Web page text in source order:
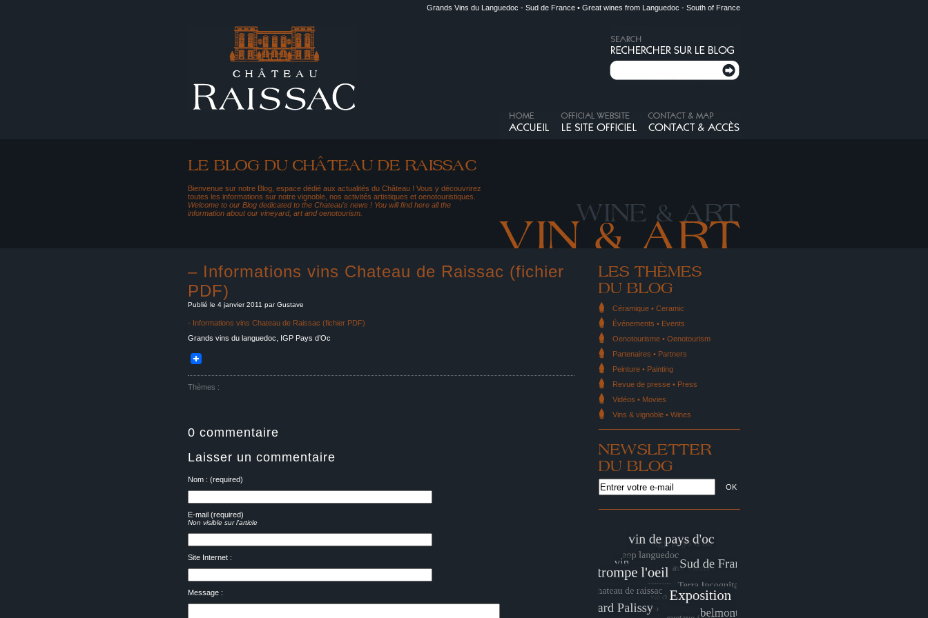
Grands Vins du Languedoc - Sud de France • Great wines from Languedoc - South of France
Bienvenue sur notre Blog, espace dédié aux actualités du Château ! Vous y découvrirez
toutes les informations sur notre vignoble, nos activités artistiques et oenotouristiques.
Welcome to our Blog dedicated to the Chateau's news ! You will find here all the
information about our vineyard, art and oenotourism.
– Informations vins Chateau de Raissac (fichier
PDF)
Publié le 4 janvier 2011 par Gustave
- Informations vins Chateau de Raissac (fichier PDF)
Grands vins du languedoc, IGP Pays d’Oc
Thèmes :
0 commentaire
Laisser un commentaire
Nom : (required)
E-mail (required)
Non visible sur l'article
Site Internet :
Message :
Céramique • Ceramic
Événements • Events
Oenotourisme • Oenotourism
Partenaires • Partners
Peinture • Painting
Revue de presse • Press
Vidéos • Movies
Vins & vignoble • Wines